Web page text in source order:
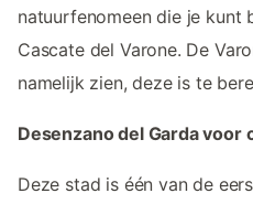
natuurfenomeen die je kunt
Cascate del Varone. De
namelijk zien, deze is te
Desenzano del Garda
Deze stad is één van de